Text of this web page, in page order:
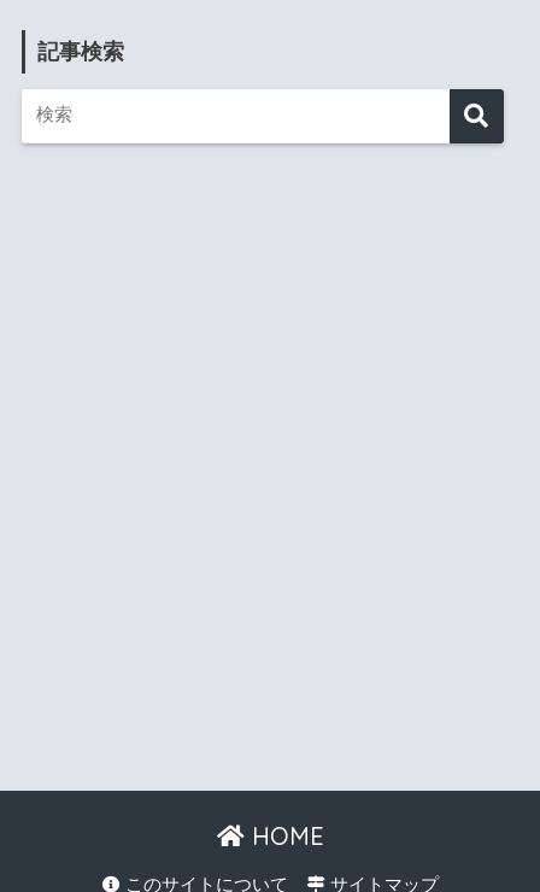
記事検索
HOME
このサイトについて サイトマップ